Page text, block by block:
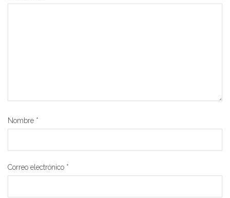
Nombre *
Correo electrónico *